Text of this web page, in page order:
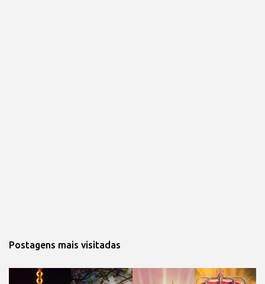
Postagens mais visitadas